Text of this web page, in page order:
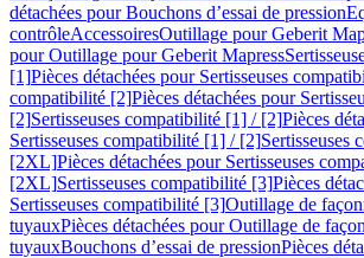
détachées pour Bouchons d’essai de pression
contrôleAccessoiresOutillage pour Geberit
pour Outillage pour Geberit Mapress
[1]Pièces détachées pour Sertisseuses
compatibilité [2]Pièces détachées pour
[2]Sertisseuses compatibilité [1] / [2]Pièces
Sertisseuses compatibilité [1] / [2]Sertisseuses
[2XL]Pièces détachées pour Sertisseuses
[2XL]Sertisseuses compatibilité [3]Pièces
Sertisseuses compatibilité [3]Outillage de
tuyauxPièces détachées pour Outillage de
tuyauxBouchons d’essai de pressionPièces